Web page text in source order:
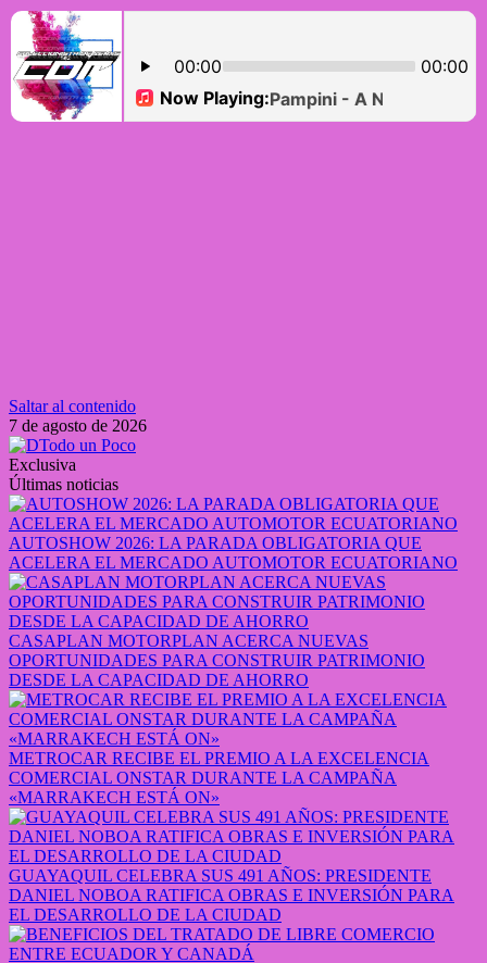
Saltar al contenido
7 de agosto de 2026
Exclusiva
Últimas noticias
AUTOSHOW 2026: LA PARADA OBLIGATORIA QUE
ACELERA EL MERCADO AUTOMOTOR ECUATORIANO
CASAPLAN MOTORPLAN ACERCA NUEVAS
OPORTUNIDADES PARA CONSTRUIR PATRIMONIO
DESDE LA CAPACIDAD DE AHORRO
METROCAR RECIBE EL PREMIO A LA EXCELENCIA
COMERCIAL ONSTAR DURANTE LA CAMPAÑA
«MARRAKECH ESTÁ ON»
GUAYAQUIL CELEBRA SUS 491 AÑOS: PRESIDENTE
DANIEL NOBOA RATIFICA OBRAS E INVERSIÓN PARA
EL DESARROLLO DE LA CIUDAD